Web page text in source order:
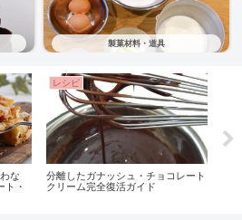
製菓材料・道具
な
ト・
レシピ
分離したガナッシュ・チョコレート
クリーム完全復活ガイド